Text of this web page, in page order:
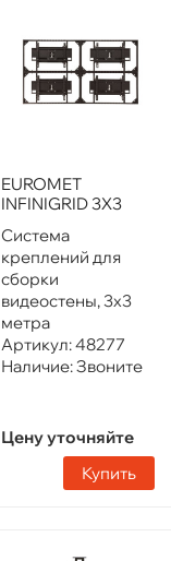
EUROMET
INFINIGRID 3X3
Система
креплений для
сборки
видеостены, 3х3
метра
Артикул:48277
Наличие:Звоните
Цену уточняйте
Купить